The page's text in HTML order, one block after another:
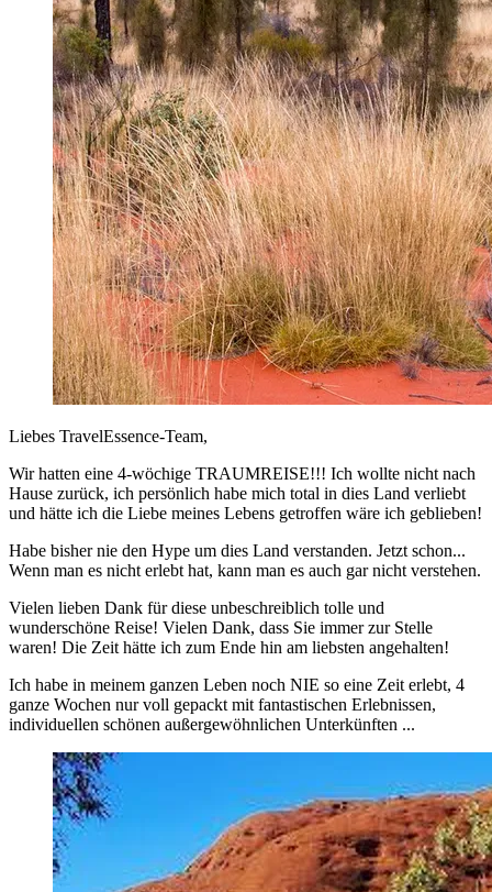
Liebes TravelEssence-Team,
Wir hatten eine 4-wöchige TRAUMREISE!!! Ich wollte nicht nach
Hause zurück, ich persönlich habe mich total in dies Land verliebt
und hätte ich die Liebe meines Lebens getroffen wäre ich geblieben!
Habe bisher nie den Hype um dies Land verstanden. Jetzt schon...
Wenn man es nicht erlebt hat, kann man es auch gar nicht verstehen.
Vielen lieben Dank für diese unbeschreiblich tolle und
wunderschöne Reise! Vielen Dank, dass Sie immer zur Stelle
waren! Die Zeit hätte ich zum Ende hin am liebsten angehalten!
Ich habe in meinem ganzen Leben noch NIE so eine Zeit erlebt, 4
ganze Wochen nur voll gepackt mit fantastischen Erlebnissen,
individuellen schönen außergewöhnlichen Unterkünften ...